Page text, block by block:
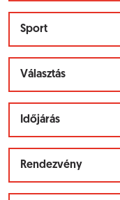
Sport
Választás
Időjárás
Rendezvény